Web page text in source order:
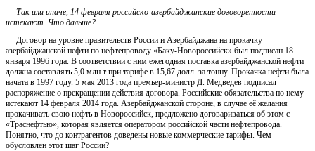
Так или иначе, 14 февраля российско-азербайджанские договоренности
истекают. Что дальше?
Договор на уровне правительств России и Азербайджана на прокачку
азербайджанской нефти по нефтепроводу «Баку-Новороссийск» был подписан 18
января 1996 года. В соответствии с ним ежегодная поставка азербайджанской нефти
должна составлять 5,0 млн т при тарифе в 15,67 долл. за тонну. Прокачка нефти была
начата в 1997 году. 5 мая 2013 года премьер-министр Д. Медведев подписал
распоряжение о прекращении действия договора. Российские обязательства по нему
истекают 14 февраля 2014 года. Азербайджанской стороне, в случае её желания
прокачивать свою нефть в Новороссийск, предложено договариваться об этом с
«Траснефтью», которая является оператором российской части нефтепровода.
Понятно, что до контрагентов доведены новые коммерческие тарифы. Чем
обусловлен этот шаг России?